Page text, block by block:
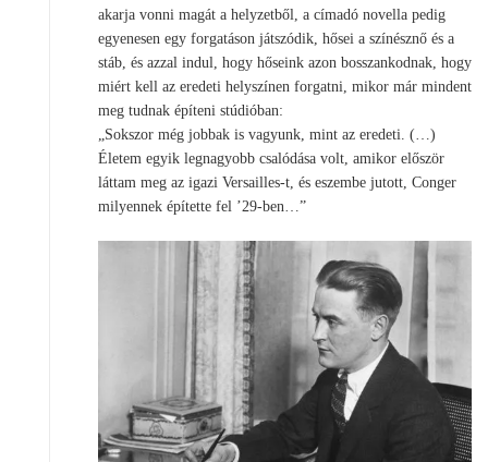
akarja vonni magát a helyzetből, a címadó novella pedig
egyenesen egy forgatáson játszódik, hősei a színésznő és a
stáb, és azzal indul, hogy hőseink azon bosszankodnak, hogy
miért kell az eredeti helyszínen forgatni, mikor már mindent
meg tudnak építeni stúdióban:
„Sokszor még jobbak is vagyunk, mint az eredeti. (…)
Életem egyik legnagyobb csalódása volt, amikor először
láttam meg az igazi Versailles-t, és eszembe jutott, Conger
milyennek építette fel ’29-ben…”